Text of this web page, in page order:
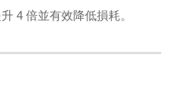
4 倍並有效降低損耗。